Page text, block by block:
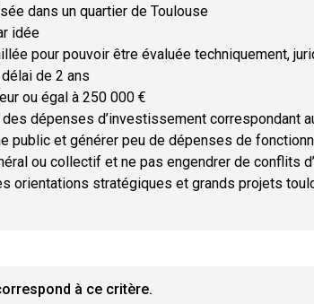
dans un quartier de Toulouse
idée
pour pouvoir être évaluée techniquement,
de 2 ans
ou égal à 250 000 €
dépenses d’investissement correspondant
public et générer peu de dépenses de
ou collectif et ne pas engendrer de conflits
orientations stratégiques et grands projets
à ce critère.